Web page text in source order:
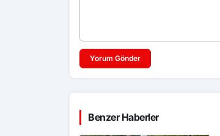
Yorum Gönder
Benzer Haberler